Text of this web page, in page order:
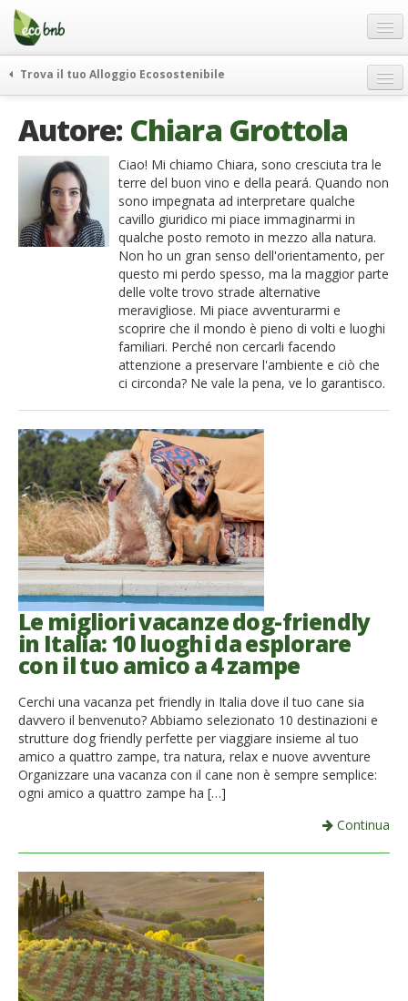
Menu
Salta
contenuto
Offerte Speciali
Regali
FAQ
Chi Siamo
Partner
French
Italiano
Trova il tuo Alloggio Ecosostenibile
itinerari
curiosità
vivere e viaggiare verde
news ed eventi
ecohotel
rassegna stampa
Autore: Chiara Grottola
Ciao! Mi chiamo Chiara, sono cresciuta tra le
terre del buon vino e della peará. Quando non
sono impegnata ad interpretare qualche
cavillo giuridico mi piace immaginarmi in
qualche posto remoto in mezzo alla natura.
Non ho un gran senso dell'orientamento, per
questo mi perdo spesso, ma la maggior parte
delle volte trovo strade alternative
meravigliose. Mi piace avventurarmi e
scoprire che il mondo è pieno di volti e luoghi
familiari. Perché non cercarli facendo
attenzione a preservare l'ambiente e ciò che
ci circonda? Ne vale la pena, ve lo garantisco.
Le migliori vacanze dog-friendly
in Italia: 10 luoghi da esplorare
con il tuo amico a 4 zampe
Cerchi una vacanza pet friendly in Italia dove il tuo cane sia
davvero il benvenuto? Abbiamo selezionato 10 destinazioni e
strutture dog friendly perfette per viaggiare insieme al tuo
amico a quattro zampe, tra natura, relax e nuove avventure
Organizzare una vacanza con il cane non è sempre semplice:
ogni amico a quattro zampe ha […]
Continua